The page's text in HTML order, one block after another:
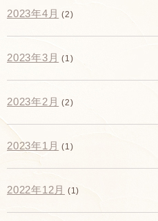
2023年4月 (2)
2023年3月 (1)
2023年2月 (2)
2023年1月 (1)
2022年12月 (1)